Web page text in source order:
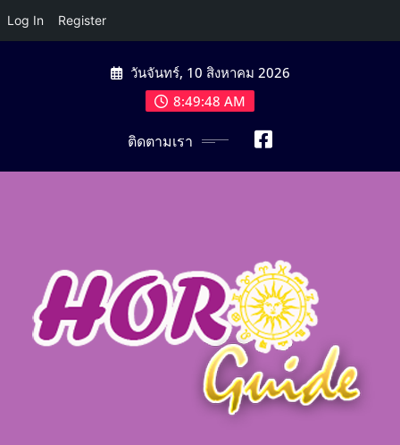
Log In Register
วันจันทร์, 10 สิงหาคม 2026
8:49:50 AM
ติดตามเรา